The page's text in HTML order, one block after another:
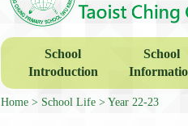
School
Introduction
School
Home School Life Year 22-23